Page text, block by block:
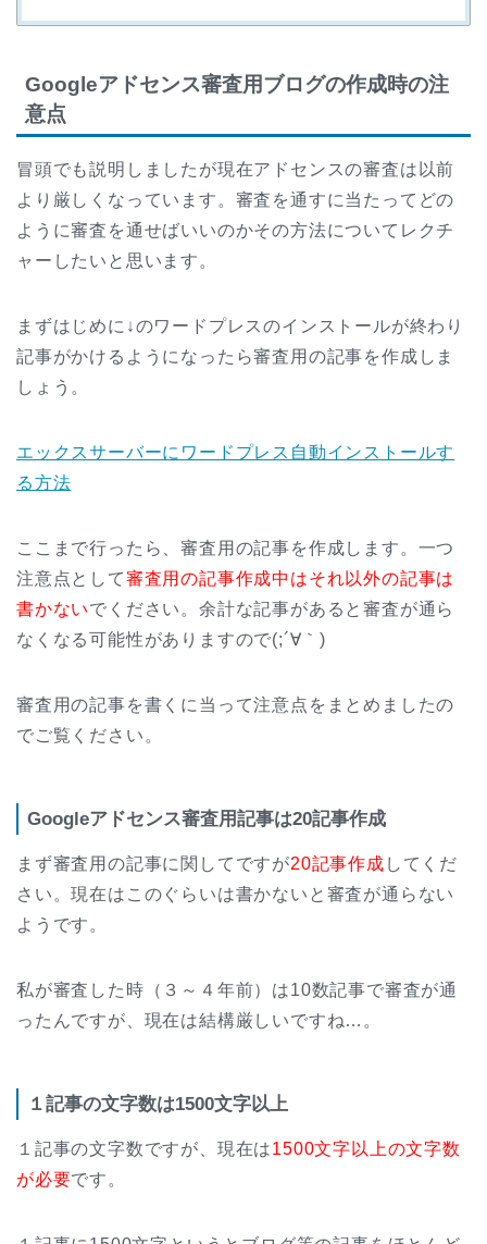
Googleアドセンス審査用ブログの作成時の注
意点
冒頭でも説明しましたが現在アドセンスの審査は以前
より厳しくなっています。審査を通すに当たってどの
ように審査を通せばいいのかその方法についてレクチ
ャーしたいと思います。
まずはじめに↓のワードプレスのインストールが終わり
記事がかけるようになったら審査用の記事を作成しま
しょう。
エックスサーバーにワードプレス自動インストールす
る方法
ここまで行ったら、審査用の記事を作成します。一つ
注意点として審査用の記事作成中はそれ以外の記事は
書かないでください。余計な記事があると審査が通ら
なくなる可能性がありますので(;´∀｀)
審査用の記事を書くに当って注意点をまとめましたの
でご覧ください。
Googleアドセンス審査用記事は20記事作成
まず審査用の記事に関してですが20記事作成 してくだ
さい。現在はこのぐらいは書かないと審査が通らない
ようです。
私が審査した時（３～４年前）は10数記事で審査が通
ったんですが、現在は結構厳しいですね…。
１記事の文字数は1500文字以上
１記事の文字数ですが、現在は1500文字以上の文字数
が必要です。